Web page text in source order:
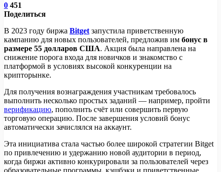
0 451
Поделиться
В 2023 году биржа Bitget запустила приветственную
кампанию для новых пользователей, предложив им бонус в
размере 55 долларов США. Акция была направлена на
снижение порога входа для новичков и знакомство с
платформой в условиях высокой конкуренции на
крипторынке.
Для получения вознаграждения участникам требовалось
выполнить несколько простых заданий — например, пройти
верификацию, пополнить счёт или совершить первую
торговую операцию. После завершения условий бонус
автоматически зачислялся на аккаунт.
Эта инициатива стала частью более широкой стратегии Bitget
по привлечению и удержанию новой аудитории в период,
когда биржи активно конкурировали за пользователей через
образовательные программы, кэшбэки и приветственные